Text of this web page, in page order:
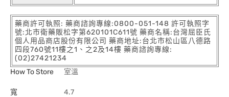
藥商許可執照: 藥商諮詢專線:0800-051-148 許可執照字
號:北市衛藥販松字第620101C611號 藥商名稱:台灣屈臣氏
個人用品商店股份有限公司 藥商地址:台北市松山區八德路
四段760號11樓之1、之2及14樓 藥商諮詢專線:
(02)27421234
How To Store
室溫
寬 4.7